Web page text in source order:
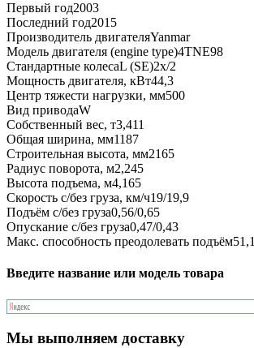
Первый год2003
Последний год2015
Производитель двигателяYanmar
Модель двигателя (engine type)4TNE98
Стандартные колесаL (SE)2x/2
Мощность двигателя, кВт44,3
Центр тяжести нагрузки, мм500
Вид приводаW
Собственный вес, т3,411
Общая ширина, мм1187
Строительная высота, мм2165
Радиус поворота, м2,245
Высота подъема, м4,165
Скорость с/без груза, км/ч19/19,9
Подъём с/без груза0,56/0,65
Опускание с/без груза0,47/0,43
Макс. способность преодолевать подъём51,1
Введите название или модель товара
Мы выполняем доставку